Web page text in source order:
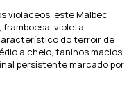
violáceos, este Malbec
framboesa, violeta,
do terroir de
a cheio, taninos macios
persistente marcado por